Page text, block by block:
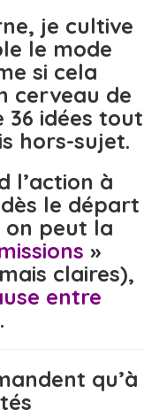
je cultive
le mode
si cela
cerveau de
idées tout
hors-sujet.
l’action à
le départ
peut la
»
claires),
entre
.
qu’à